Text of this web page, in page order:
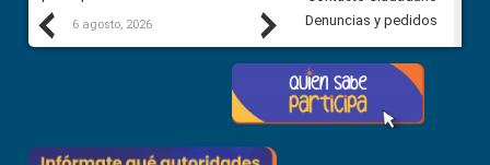
Previous
6 agosto, 2026 5 agosto, 2026
Next
Denuncias y pedidos